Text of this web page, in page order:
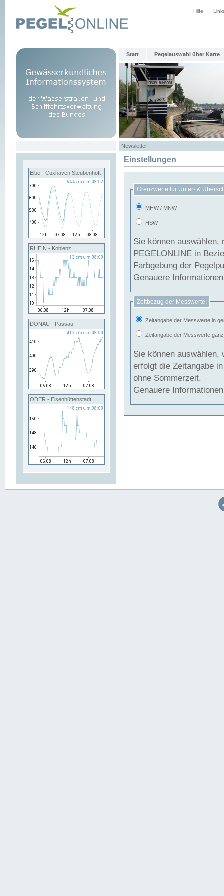
Hilfe
Start Pegelauswahl über Karte
Newsletter
Elbe - Cuxhaven Steubenhöft
RHEIN - Koblenz
DONAU - Passau
ODER - Eisenhüttenstadt
Einstellungen
Grenzwerte für Unter- &
MHW / MNW
HSW
Sie können
PEGELONLINE in Beziehung
Farbgebung der
Genauere
Zeitbezug der Messwerte:
Zeitangabe der Messwerte in
Zeitangabe der Messwerte
Sie können auswählen,
erfolgt die Zeitangabe
ohne Sommerzeit.
Genauere